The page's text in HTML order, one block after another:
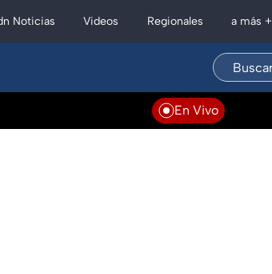
Noticias Videos Regionales a más +
En Vivo